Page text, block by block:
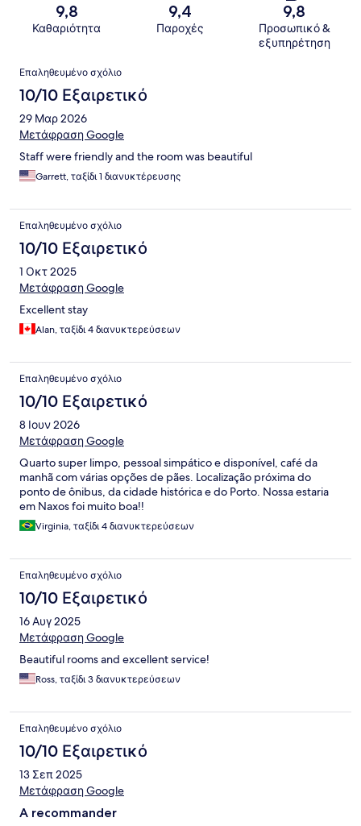
9,8
Καθαριότητα
9,4
Παροχές
9,8
Προσωπικό &
εξυπηρέτηση
Σχόλια
Επαληθευμένο σχόλιο
10/10 Εξαιρετικό
29 Μαρ 2026
Μετάφραση Google
Staff were friendly and the room was beautiful
Garrett, ταξίδι 1 διανυκτέρευσης
Επαληθευμένο σχόλιο
10/10 Εξαιρετικό
1 Οκτ 2025
Μετάφραση Google
Excellent stay
Alan, ταξίδι 4 διανυκτερεύσεων
Επαληθευμένο σχόλιο
10/10 Εξαιρετικό
8 Ιουν 2026
Μετάφραση Google
Quarto super limpo, pessoal simpático e disponível, café da
manhã com várias opções de pães. Localização próxima do
ponto de ônibus, da cidade histórica e do Porto. Nossa estaria
em Naxos foi muito boa!!
Virginia, ταξίδι 4 διανυκτερεύσεων
Επαληθευμένο σχόλιο
10/10 Εξαιρετικό
16 Αυγ 2025
Μετάφραση Google
Beautiful rooms and excellent service!
Ross, ταξίδι 3 διανυκτερεύσεων
Επαληθευμένο σχόλιο
10/10 Εξαιρετικό
13 Σεπ 2025
Μετάφραση Google
A recommander